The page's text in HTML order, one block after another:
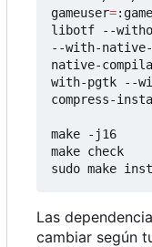
gameuser=
libotf --
--with-
native-
with-pgtk --
compress-
make -j16
make check
sudo make
Las
cambiar según